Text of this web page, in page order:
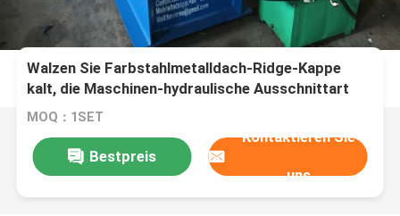
Walzen Sie Farbstahlmetalldach-Ridge-Kappe
kalt, die Maschinen-hydraulische Ausschnittart
bildet
MOQ：1SET
Bestpreis
Kontaktieren Sie
uns